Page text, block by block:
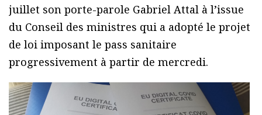
juillet son porte-parole Gabriel Attal à l’issue
du Conseil des ministres qui a adopté le projet
de loi imposant le pass sanitaire
progressivement à partir de mercredi.